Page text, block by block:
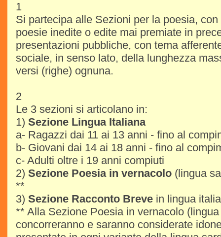
1
Si partecipa alle Sezioni per la poesia,
poesie inedite o edite mai premiate in
presentazioni pubbliche, con tema
sociale, in senso lato, della lunghezza
versi (righe) ognuna.
2
Le 3 sezioni si articolano in:
1) Sezione Lingua Italiana
a- Ragazzi dai 11 ai 13 anni - fino al
b- Giovani dai 14 ai 18 anni - fino al
c- Adulti oltre i 19 anni compiuti
2) Sezione Poesia in vernacolo (lingua
**
3) Sezione Racconto Breve in lingua
** Alla Sezione Poesia in vernacolo
concorreranno e saranno considerate